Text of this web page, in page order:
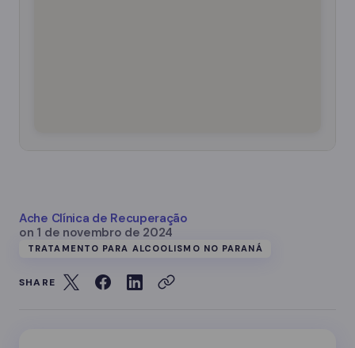
Ache Clínica de Recuperação
on 1 de novembro de 2024
TRATAMENTO PARA ALCOOLISMO NO PARANÁ
SHARE